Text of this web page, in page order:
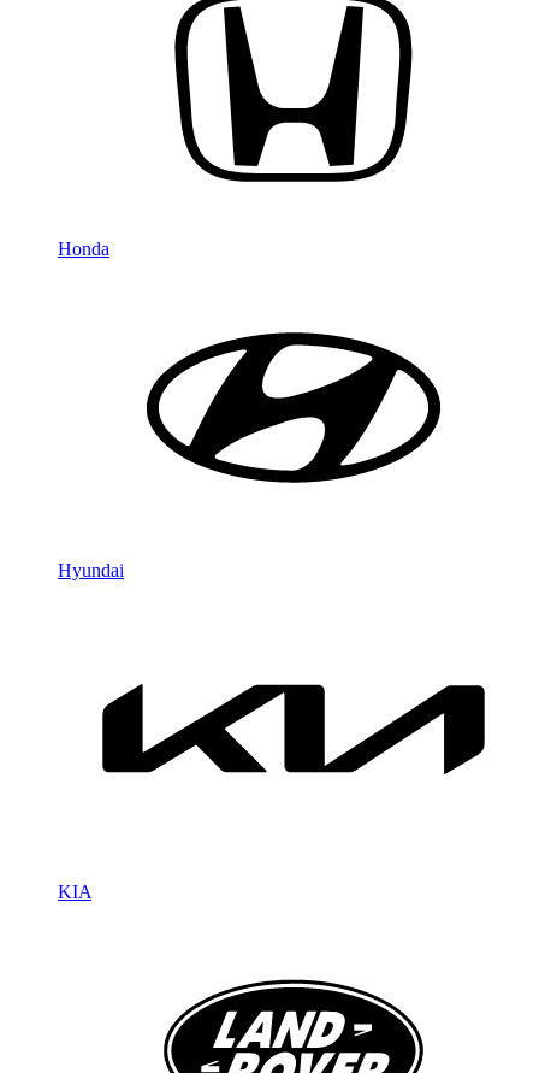
Honda
Hyundai
KIA